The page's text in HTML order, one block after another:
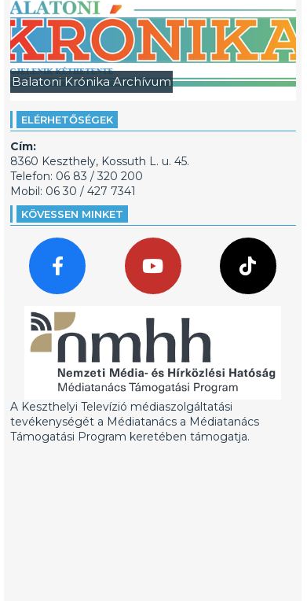
Balatoni Krónika Archívum
ELÉRHETŐSÉGEK
Cím:
8360 Keszthely, Kossuth L. u. 45.
Telefon: 06 83 / 320 200
Mobil: 06 30 / 427 7341
KÖVESSEN MINKET
A Keszthelyi Televízió médiaszolgáltatási
tevékenységét a Médiatanács a Médiatanács
Támogatási Program keretében támogatja.